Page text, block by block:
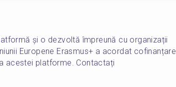
și o dezvoltă împreună cu organizații
Europene Erasmus+ a acordat cofinanțare
acestei platforme. Contactați